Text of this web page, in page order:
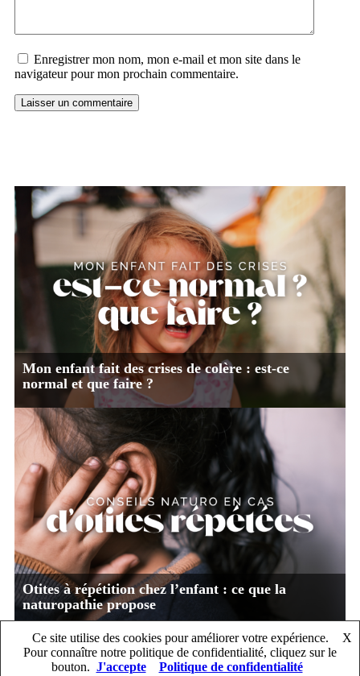
Enregistrer mon nom, mon e-mail et mon site dans le
navigateur pour mon prochain commentaire.
Mon enfant fait des crises de colère : est-ce
normal et que faire ?
Otites à répétition chez l’enfant : ce que la
naturopathie propose
© L'atelier de Lexie, 2020. All rights reserved.
Ce site utilise des cookies pour améliorer votre expérience.
Pour connaître notre politique de confidentialité, cliquez sur le
bouton.
X
J'accepte Politique de confidentialité